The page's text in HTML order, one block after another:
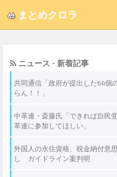
まとめクロラ
ニュース - 新着記事
共同通信「政府が提出した64個
らん！！」
中革連・斎藤氏「できれば自民
革連に参加してほしい」
外国人の永住資格、税金納付意
し ガイドライン案判明